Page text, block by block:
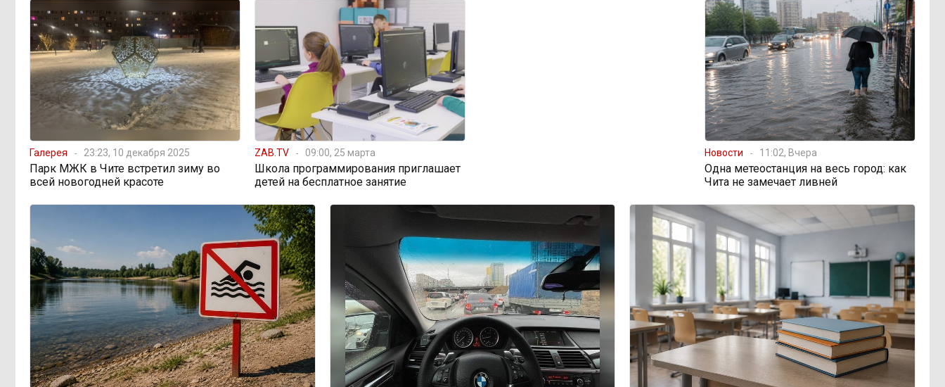
13:15, Вчера Вода за 68 миллионов:
ТГК-14 заплатит государству за
пользование Кеноном и Ингодой
12:33, Вчера Этно-парк, который до
сих пор не готов, работает почти три
года: что не так с Сухотино?
11:02, Вчера
От 35 до 60 процентов за
две недели: как Забайкалье
готовится к зиме
09:31, Вчера
Сахар, курица и хлеб
продолжают дорожать, а статистика
рисует обратное
08:01, Вчера Забайкалье строит
дамбы раньше сроков, чтобы
паводки не застали врасплох
18:01, 6 августа Погодные качели в
Галерея 23:23, 10 декабря 2025
Парк МЖК в Чите встретил зиму во
всей новогодней красоте
ZAB.TV 09:00, 25 марта
Школа программирования приглашает
детей на бесплатное занятие
Новости 11:02, Вчера
Одна метеостанция на весь город: как
Чита не замечает ливней